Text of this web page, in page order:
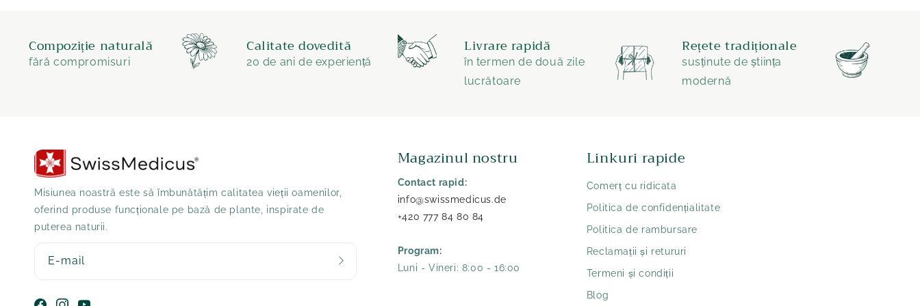
Compoziție naturală
fără compromisuri
Calitate dovedită
20 de ani de experiență
Livrare rapidă
în termen de două zile
lucrătoare
Rețete tradiționale
susținute de știința
modernă
Misiunea noastră este să îmbunătățim calitatea vieții oamenilor,
oferind produse funcționale pe bază de plante, inspirate de
puterea naturii.
E-mail
Magazinul nostru
Contact rapid:
info@swissmedicus.de
+420 777 84 80 84
Program:
Luni - Vineri: 8:00 - 16:00
Linkuri rapide
Comerț cu ridicata
Politica de confidențialitate
Politica de rambursare
Reclamații și retururi
Termeni și condiții
Blog